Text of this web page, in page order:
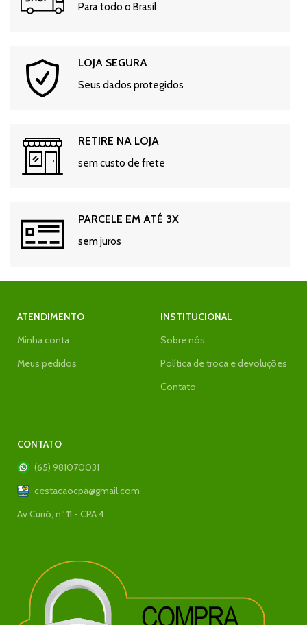
Para todo o Brasil
LOJA SEGURA
Seus dados protegidos
RETIRE NA LOJA
sem custo de frete
PARCELE EM ATÉ 3X
sem juros
ATENDIMENTO
Minha conta
Meus pedidos
INSTITUCIONAL
Sobre nós
Política de troca e devoluções
Contato
CONTATO
(65) 981070031
cestacaocpa@gmail.com
Av Curió, nº 11 - CPA 4